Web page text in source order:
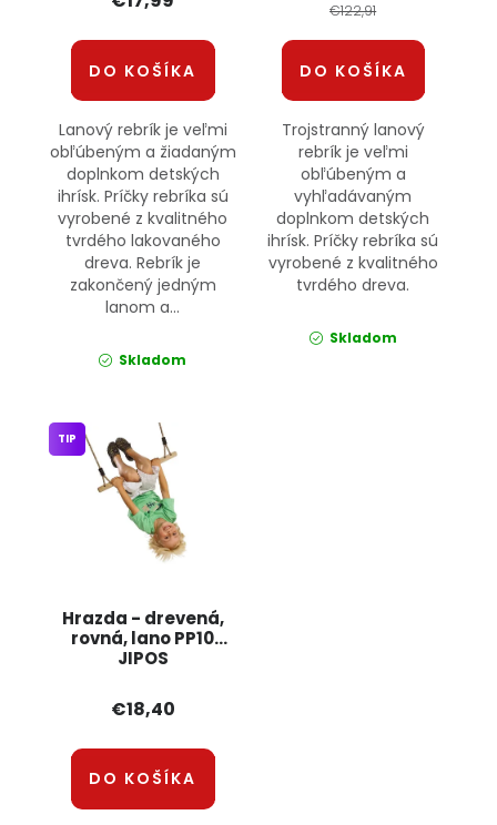
DO KOŠÍKA
Lanový rebrík je veľmi
obľúbeným a žiadaným
doplnkom detských
ihrísk. Príčky rebríka sú
vyrobené z kvalitného
tvrdého lakovaného
dreva. Rebrík je
zakončený jedným
lanom a...
Skladom
€122,91
DO KOŠÍKA
Trojstranný lanový
rebrík je veľmi
obľúbeným a
vyhľadávaným
doplnkom detských
ihrísk. Príčky rebríka sú
vyrobené z kvalitného
tvrdého dreva.
Skladom
Hrazda - drevená,
rovná, lano PP10
JIPOS
TIP
€18,40
DO KOŠÍKA